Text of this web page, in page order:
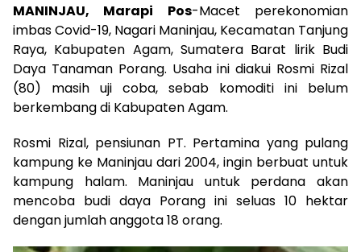
MANINJAU, Marapi Pos-Macet perekonomian
imbas Covid-19, Nagari Maninjau, Kecamatan Tanjung
Raya, Kabupaten Agam, Sumatera Barat lirik Budi
Daya Tanaman Porang. Usaha ini diakui Rosmi Rizal
(80) masih uji coba, sebab komoditi ini belum
berkembang di Kabupaten Agam.
Rosmi Rizal, pensiunan PT. Pertamina yang pulang
kampung ke Maninjau dari 2004, ingin berbuat untuk
kampung halam. Maninjau untuk perdana akan
mencoba budi daya Porang ini seluas 10 hektar
dengan jumlah anggota 18 orang.